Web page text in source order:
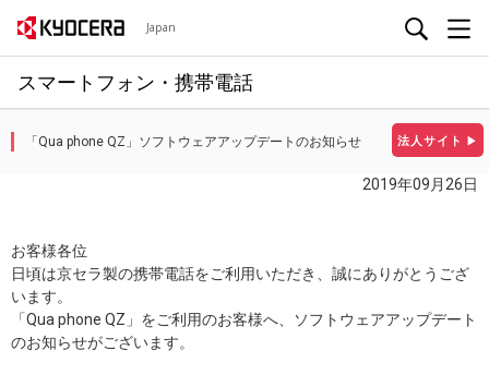
Japan
スマートフォン・携帯電話
法人サイト ▶
「Qua phone QZ」ソフトウェアアップデートのお知らせ
2019年09月26日
お客様各位
日頃は京セラ製の携帯電話をご利用いただき、誠にありがとうござ
います。
「Qua phone QZ」をご利用のお客様へ、ソフトウェアアップデート
のお知らせがございます。